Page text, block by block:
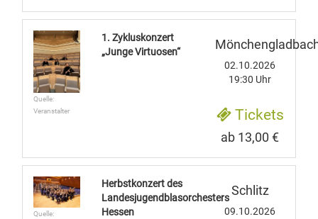
Quelle:
Veranstalter
1. Zykluskonzert
„Junge Virtuosen“
02.10.2026
19:30 Uhr
Tickets
ab 13,00 €
Quelle:
Herbstkonzert des
Landesjugendblasorchesters
Hessen
Schlitz
09.10.2026